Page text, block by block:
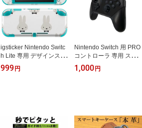
igsticker Nintendo Switc
h Lite 専用 デザインスキ
ンシール 全面 任天堂 専
用 ニンテンドー スイッ
さぎ 白 黒
999 円
Nintendo Switch 用 PRO
コントローラ 専用 スキ
ンシール ニンテンドー
スイッチ プロコン 専用
ore 009016 シンプル
無地 黒
1,000 円